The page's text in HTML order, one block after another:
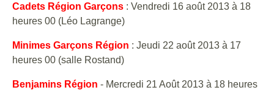
Cadets Région Garçons : Vendredi 16 août 2013 à 18
heures 00 (Léo Lagrange)
Minimes Garçons Région : Jeudi 22 août 2013 à 17
heures 00 (salle Rostand)
Benjamins Région - Mercredi 21 Août 2013 à 18 heures